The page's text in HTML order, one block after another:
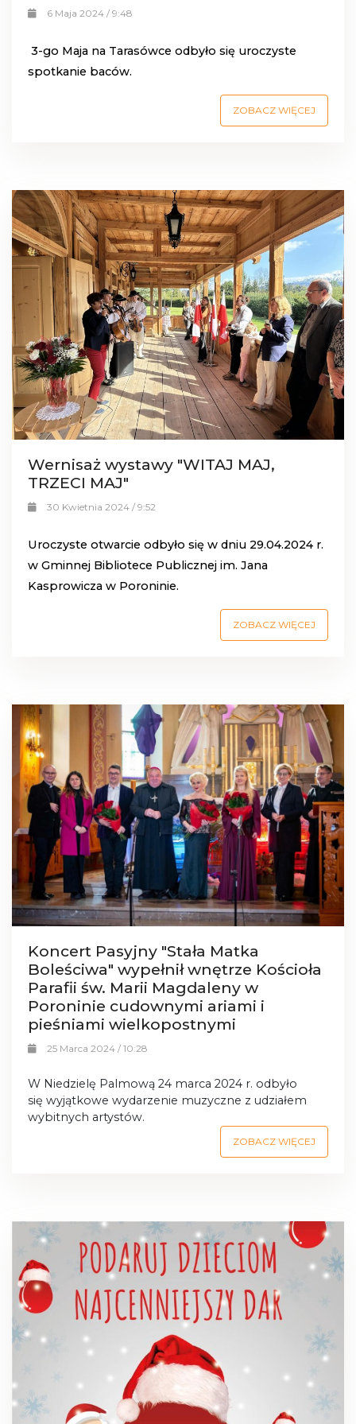
6 Maja 2024 / 9:48
3-go Maja na Tarasówce odbyło się uroczyste
spotkanie baców.
ZOBACZ WIĘCEJ
Wernisaż wystawy "WITAJ MAJ,
TRZECI MAJ"
30 Kwietnia 2024 / 9:52
Uroczyste otwarcie odbyło się w dniu 29.04.2024 r.
w Gminnej Bibliotece Publicznej im. Jana
Kasprowicza w Poroninie.
ZOBACZ WIĘCEJ
Koncert Pasyjny "Stała Matka
Boleściwa" wypełnił wnętrze Kościoła
Parafii św. Marii Magdaleny w
Poroninie cudownymi ariami i
pieśniami wielkopostnymi
25 Marca 2024 / 10:28
W Niedzielę Palmową 24 marca 2024 r. odbyło
się wyjątkowe wydarzenie muzyczne z udziałem
wybitnych artystów.
ZOBACZ WIĘCEJ